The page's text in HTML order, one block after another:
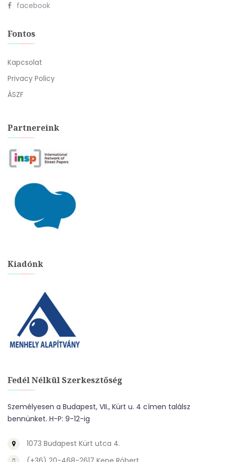
facebook
Fontos
Kapcsolat
Privacy Policy
ÁSZF
Partnereink
Kiadónk
Fedél Nélkül Szerkesztőség
Személyesen a Budapest, VII., Kürt u. 4 címen találsz
bennünket. H-P: 9-12-ig
1073 Budapest Kürt utca 4.